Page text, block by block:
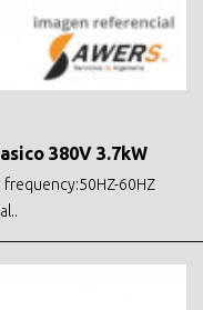
380V 3.7kW
60HZ